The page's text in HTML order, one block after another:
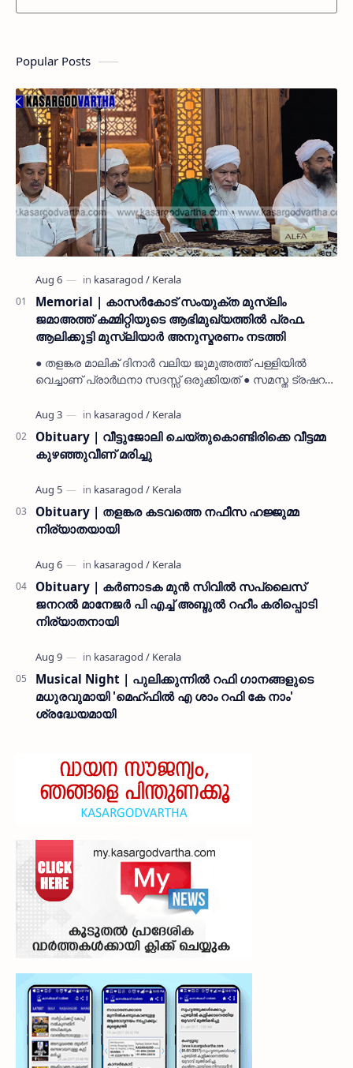
Popular Posts
Memorial | കാസർകോട് സംയുക്ത മുസ്ലിം
ജമാഅത്ത് കമ്മിറ്റിയുടെ ആഭിമുഖ്യത്തിൽ പ്രഫ.
ആലിക്കുട്ടി മുസ്ലിയാർ അനുസ്മരണം നടത്തി
● തളങ്കര മാലിക് ദിനാർ വലിയ ജുമുഅത്ത് പള്ളിയിൽ
വെച്ചാണ് പ്രാർഥനാ സദസ്സ് ഒരുക്കിയത് ● സമസ്ത ട്രഷറർ
നൽകി കാസ…
Obituary | വീട്ടുജോലി ചെയ്തുകൊണ്ടിരിക്കെ വീട്ടമ്മ
കുഴഞ്ഞുവീണ് മരിച്ചു
Obituary | തളങ്കര കടവത്തെ നഫീസ ഹജ്ജുമ്മ
നിര്യാതയായി
Obituary | കർണാടക മുൻ സിവില്‍ സപ്ലൈസ്
ജനറൽ മാനേജർ പി എച്ച് അബ്ദുൽ റഹീം കരിപ്പൊടി
നിര്യാതനായി
Musical Night | പുലിക്കുന്നിൽ റഫി ഗാനങ്ങളുടെ
മധുരവുമായി 'മെഹ്ഫിൽ എ ശാം റഫി കേ നാം'
ശ്രദ്ധേയമായി